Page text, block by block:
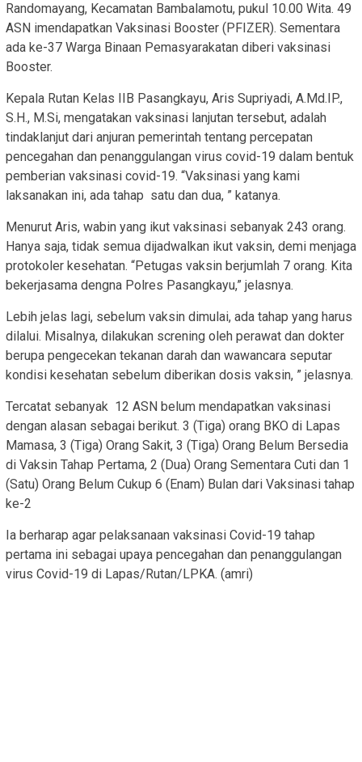
Randomayang, Kecamatan Bambalamotu, pukul 10.00 Wita. 49
ASN imendapatkan Vaksinasi Booster (PFIZER). Sementara
ada ke-37 Warga Binaan Pemasyarakatan diberi vaksinasi
Booster.
Kepala Rutan Kelas IIB Pasangkayu, Aris Supriyadi, A.Md.IP.,
S.H., M.Si, mengatakan vaksinasi lanjutan tersebut, adalah
tindaklanjut dari anjuran pemerintah tentang percepatan
pencegahan dan penanggulangan virus covid-19 dalam bentuk
pemberian vaksinasi covid-19. “Vaksinasi yang kami
laksanakan ini, ada tahap satu dan dua, ” katanya.
Menurut Aris, wabin yang ikut vaksinasi sebanyak 243 orang.
Hanya saja, tidak semua dijadwalkan ikut vaksin, demi menjaga
protokoler kesehatan. “Petugas vaksin berjumlah 7 orang. Kita
bekerjasama dengna Polres Pasangkayu,” jelasnya.
Lebih jelas lagi, sebelum vaksin dimulai, ada tahap yang harus
dilalui. Misalnya, dilakukan screning oleh perawat dan dokter
berupa pengecekan tekanan darah dan wawancara seputar
kondisi kesehatan sebelum diberikan dosis vaksin, ” jelasnya.
Tercatat sebanyak 12 ASN belum mendapatkan vaksinasi
dengan alasan sebagai berikut. 3 (Tiga) orang BKO di Lapas
Mamasa, 3 (Tiga) Orang Sakit, 3 (Tiga) Orang Belum Bersedia
di Vaksin Tahap Pertama, 2 (Dua) Orang Sementara Cuti dan 1
(Satu) Orang Belum Cukup 6 (Enam) Bulan dari Vaksinasi tahap
ke-2
Ia berharap agar pelaksanaan vaksinasi Covid-19 tahap
pertama ini sebagai upaya pencegahan dan penanggulangan
virus Covid-19 di Lapas/Rutan/LPKA. (amri)